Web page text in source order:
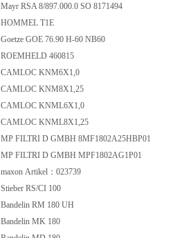
Mayr RSA 8/897.000.0 SO 8171494
HOMMEL T1E
Goetze GOE 76.90 H-60 NB60
ROEMHELD 460815
CAMLOC KNM6X1,0
CAMLOC KNM8X1,25
CAMLOC KNML6X1,0
CAMLOC KNML8X1,25
MP FILTRI D GMBH 8MF1802A25HBP01
MP FILTRI D GMBH MPF1802AG1P01
maxon Artikel：023739
Stieber RS/CI 100
Bandelin RM 180 UH
Bandelin MK 180